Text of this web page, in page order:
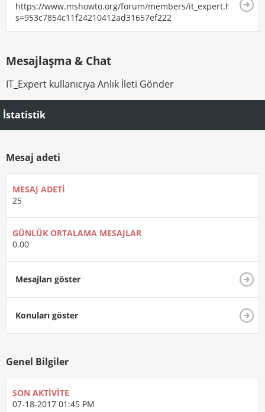
https://www.mshowto.org/forum/members/it_expert.html?
s=953c7854c11f24210412ad31657ef222
Mesajlaşma & Chat
IT_Expert kullanıcıya Anlık İleti Gönder
İstatistik
Mesaj adeti
MESAJ ADETI
25
GÜNLÜK ORTALAMA MESAJLAR
0.00
Mesajları göster
Konuları göster
Genel Bilgiler
SON AKTIVITE
07-18-2017 01:45 PM